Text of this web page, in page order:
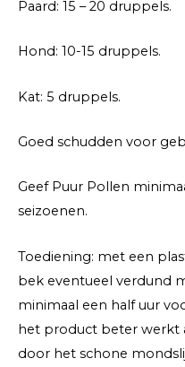
Paard: 15 – 20 druppels.
Hond: 10-15 druppels.
Kat: 5 druppels.
Goed schudden voor
Geef Puur Pollen
seizoenen.
Toediening: met een
bek eventueel verdund
minimaal een half uur
het product beter werkt
door het schone